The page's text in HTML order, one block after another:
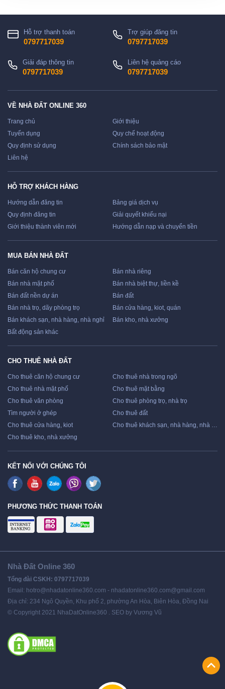
Hỗ trợ thanh toán
0797717039
Trợ giúp đăng tin
0797717039
Giải đáp thông tin
0797717039
Liên hệ quảng cáo
0797717039
VỀ NHÀ ĐẤT ONLINE 360
Trang chủ
Giới thiệu
Tuyển dụng
Quy chế hoạt động
Quy định sử dụng
Chính sách bảo mật
Liên hệ
HỖ TRỢ KHÁCH HÀNG
Hướng dẫn đăng tin
Bảng giá dịch vụ
Quy định đăng tin
Giải quyết khiếu nại
Giới thiệu thành viên mới
Hướng dẫn nạp và chuyển tiền
MUA BÁN NHÀ ĐẤT
Bán căn hộ chung cư
Bán nhà riêng
Bán nhà mặt phố
Bán nhà biệt thự, liền kề
Bán đất nền dự án
Bán đất
Bán nhà trọ, dãy phòng trọ
Bán cửa hàng, kiot, quán
Bán khách sạn, nhà hàng, nhà nghỉ
Bán kho, nhà xưởng
Bất động sản khác
CHO THUÊ NHÀ ĐẤT
Cho thuê căn hộ chung cư
Cho thuê nhà trong ngõ
Cho thuê nhà mặt phố
Cho thuê mặt bằng
Cho thuê văn phòng
Cho thuê phòng trọ, nhà trọ
Tìm người ở ghép
Cho thuê đất
Cho thuê cửa hàng, kiot
Cho thuê khách sạn, nhà hàng, nhà nghỉ
Cho thuê kho, nhà xưởng
KẾT NỐI VỚI CHÚNG TÔI
PHƯƠNG THỨC THANH TOÁN
Nhà Đất Online 360
Tổng đài CSKH: 0797717039
Email: hotro@nhadatonline360.com - nhadatonline360.com@gmail.com
Địa chỉ: 234 Ngô Quyền, Khu phố 2, phường An Hòa, Biên Hòa, Đồng Nai
© Copyright 2021 NhaDatOnline360 . SEO by Vương Vũ